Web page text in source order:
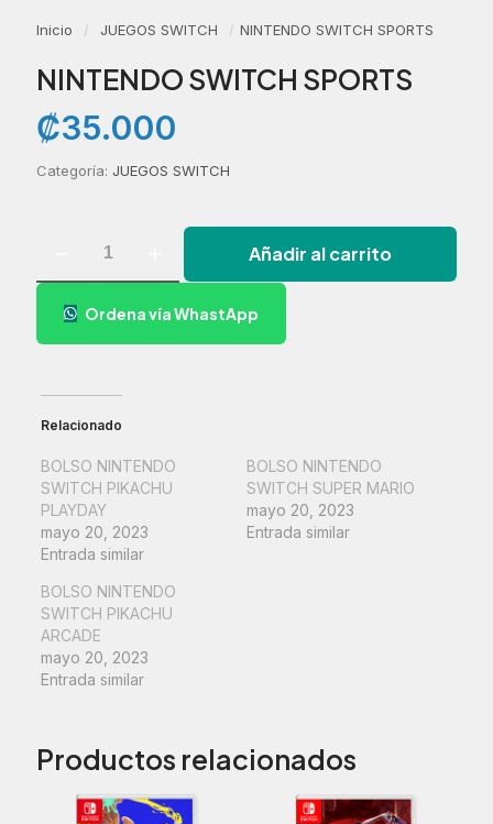
Inicio / JUEGOS SWITCH / NINTENDO SWITCH SPORTS
NINTENDO SWITCH SPORTS
₡35.000
Categoría: JUEGOS SWITCH
Añadir al carrito
Ordena vía WhastApp
Relacionado
BOLSO NINTENDO
SWITCH PIKACHU
PLAYDAY
mayo 20, 2023
Entrada similar
BOLSO NINTENDO
SWITCH SUPER MARIO
mayo 20, 2023
Entrada similar
BOLSO NINTENDO
SWITCH PIKACHU
ARCADE
mayo 20, 2023
Entrada similar
Productos relacionados